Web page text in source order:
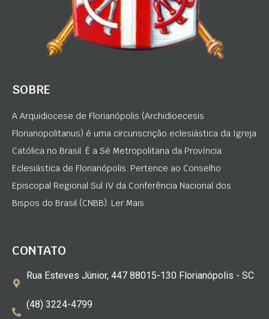
SOBRE
A Arquidiocese de Florianópolis (Archidioecesis
Florianopolitanus) é uma circunscrição eclesiástica da Igreja
Católica no Brasil. É a Sé Metropolitana da Província
Eclesiástica de Florianópolis. Pertence ao Conselho
Episcopal Regional Sul IV da Conferência Nacional dos
Bispos do Brasil (CNBB). Ler Mais
CONTATO
Rua Esteves Júnior, 447 88015-130 Florianópolis - SC
(48) 3224-4799